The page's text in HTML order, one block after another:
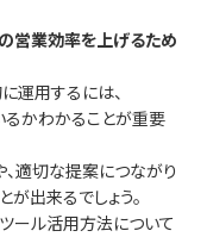
営業効率を上げるため
運用するには、
るかわかることが重要
、適切な提案につながり
出来るでしょう。
ール活用方法について